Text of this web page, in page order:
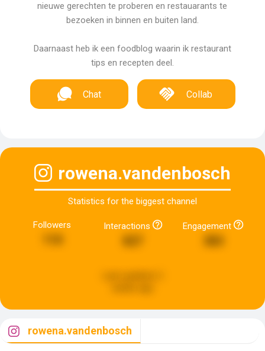
nieuwe gerechten te proberen en restauarants te
bezoeken in binnen en buiten land.
Daarnaast heb ik een foodblog waarin ik restaurant
tips en recepten deel.
Chat Collab
rowena.vandenbosch
Statistics for the biggest channel
Followers Interactions Engagement
rowena.vandenbosch